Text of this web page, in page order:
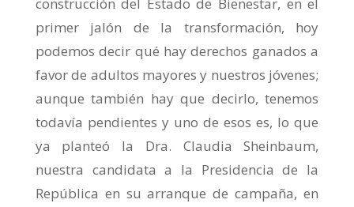
primer jalón de la transformación, hoy
podemos decir qué hay derechos ganados a
favor de adultos mayores y nuestros jóvenes;
aunque también hay que decirlo, tenemos
todavía pendientes y uno de esos es, lo que
ya planteó la Dra. Claudia Sheinbaum,
nuestra candidata a la Presidencia de la
República en su arranque de campaña, en